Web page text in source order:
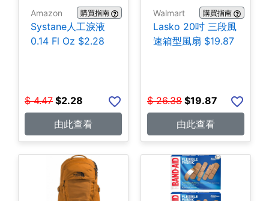
Amazon 購買指南
Systane人工淚液
0.14 Fl Oz $2.28
$ 4.47 $2.28
由此查看
Walmart 購買指南
Lasko 20吋 三段風
速箱型風扇 $19.87
$ 26.38 $19.87
由此查看